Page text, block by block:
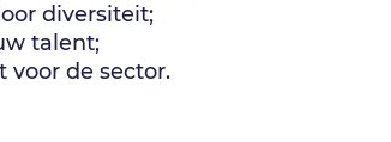
diversiteit;
talent;
voor de sector.